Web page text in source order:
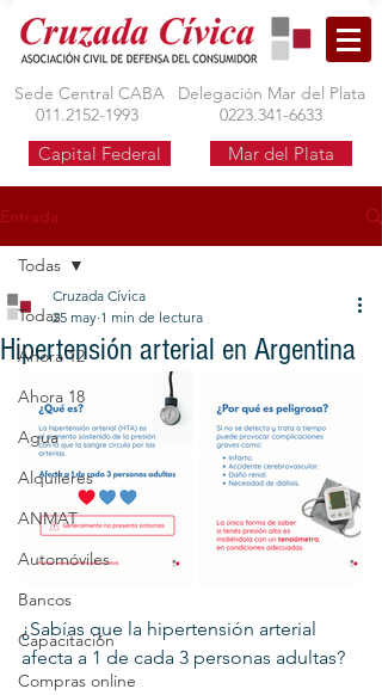
Sede Central CABA
011.2152-1993
Delegación Mar del Plata
0223.341-6633
Capital Federal Mar del Plata
Entrada
Todas
Ahora 12
Ahora 18
Agua
Alquileres
ANMAT
Automóviles
Bancos
Capacitación
Compras online
Todas
Hipertensión arterial en Argentina
Cruzada Cívica
25 may 1 min de lectura
¿Sabías que la hipertensión arterial
afecta a 1 de cada 3 personas adultas?